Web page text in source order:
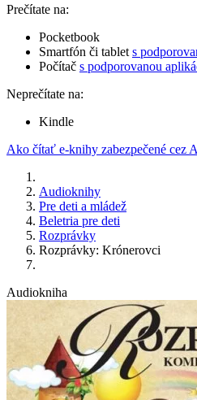
Prečítate na:
Pocketbook
Smartfón či tablet s
Počítač s podporovanou
Neprečítate na:
Kindle
Ako čítať e-knihy zabezpečené cez
Audioknihy
Pre deti a mládež
Beletria pre deti
Rozprávky
Rozprávky: Krónerovci
Audiokniha